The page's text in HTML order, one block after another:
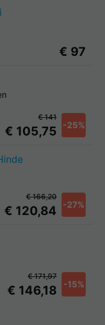
€ 97
€ 105,75 -25%
€ 141
€ 120,84 -27%
€ 166,20
€ 146,18 -15%
€ 171,97